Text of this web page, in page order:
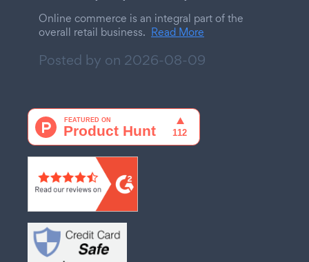
Online commerce is an integral part of the
overall retail business. Read More
Posted by on 2026-08-09